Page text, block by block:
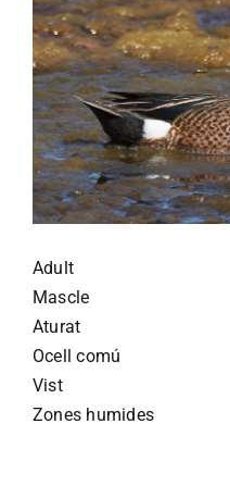
Adult
Mascle
Aturat
Ocell comú
Vist
Zones humides